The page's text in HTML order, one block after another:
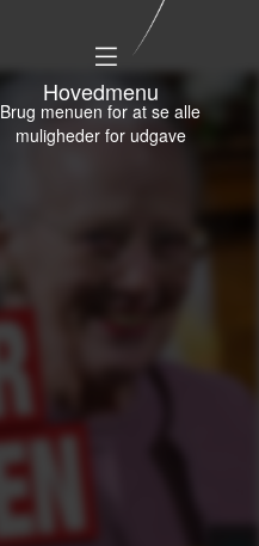
Hovedmenu
Brug menuen for at se alle
muligheder for udgave